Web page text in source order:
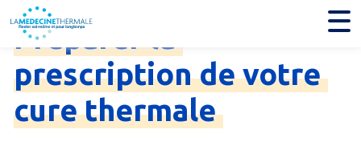
Préparer
prescriptiondevotre
curethermale